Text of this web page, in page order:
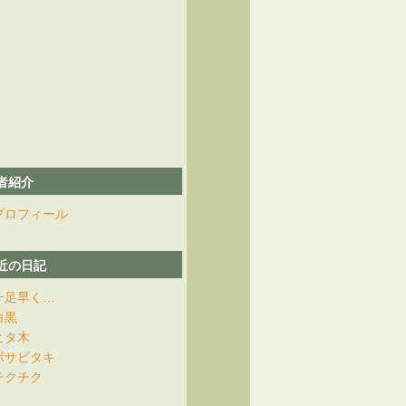
紹介
ロフィール
の日記
足早く…
黒
タ木
サビタキ
クチク